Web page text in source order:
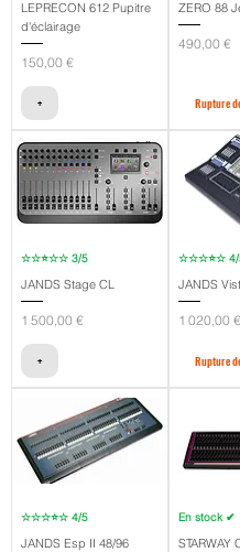
LEPRECON 612 Pupitre
d'éclairage
Prix
150,00 €
+
ZERO 88
Prix
490,00 €
Rupture
☆☆⭐☆☆ 3/5
JANDS Stage CL
Prix
1 500,00 €
+
☆☆☆⭐☆ 4/
JANDS
Prix
1 020,00 €
Rupture
☆☆☆⭐☆ 4/5
JANDS Esp II 48/96
En stock ✔︎
STARWAY